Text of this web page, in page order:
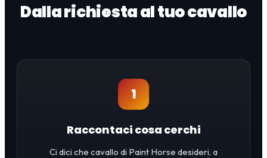
Dalla richiesta al tuo cavallo
1
Raccontaci cosa cerchi
Ci dici che cavallo di Paint Horse desideri, a